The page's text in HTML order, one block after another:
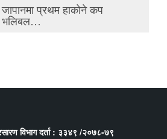
जापानमा प्रथम हाकोने कप
भलिबल…
विभाग दर्ता : ३३४९ /२०७८-७९